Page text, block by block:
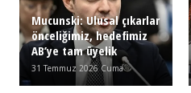
Mucunski: Ulusal çıkarlar
önceliğimiz, hedefimiz
AB’ye tam üyelik
31 Temmuz 2026 Cuma